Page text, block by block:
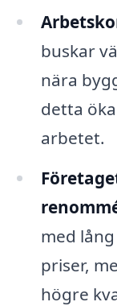
buskar
nära
detta
arbetet.
med
priser,
högre